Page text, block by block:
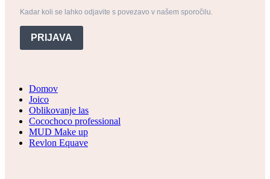
Kadar koli se lahko odjavite s povezavo v našem sporočilu.
PRIJAVA
Domov
Joico
Oblikovanje las
Cocochoco professional
MUD Make up
Revlon Equave